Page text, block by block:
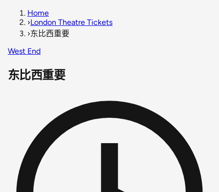
Home
›London Theatre Tickets
›东比西重要
West End
东比西重要